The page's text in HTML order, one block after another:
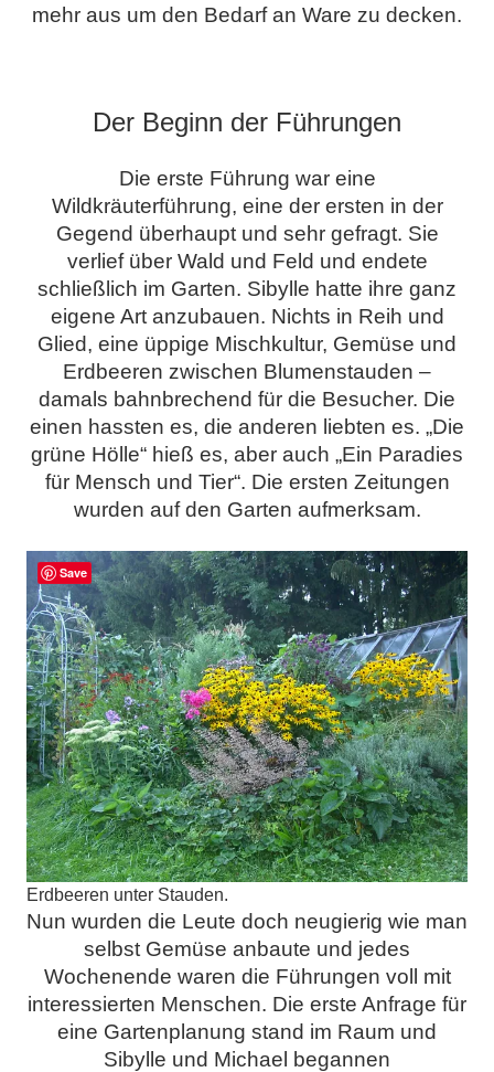
mehr aus um den Bedarf an Ware zu decken.
Der Beginn der Führungen
Die erste Führung war eine
Wildkräuterführung, eine der ersten in der
Gegend überhaupt und sehr gefragt. Sie
verlief über Wald und Feld und endete
schließlich im Garten. Sibylle hatte ihre ganz
eigene Art anzubauen. Nichts in Reih und
Glied, eine üppige Mischkultur, Gemüse und
Erdbeeren zwischen Blumenstauden –
damals bahnbrechend für die Besucher. Die
einen hassten es, die anderen liebten es. „Die
grüne Hölle“ hieß es, aber auch „Ein Paradies
für Mensch und Tier“. Die ersten Zeitungen
wurden auf den Garten aufmerksam.
Erdbeeren unter Stauden.
Nun wurden die Leute doch neugierig wie man
selbst Gemüse anbaute und jedes
Wochenende waren die Führungen voll mit
interessierten Menschen. Die erste Anfrage für
eine Gartenplanung stand im Raum und
Sibylle und Michael begannen
Save